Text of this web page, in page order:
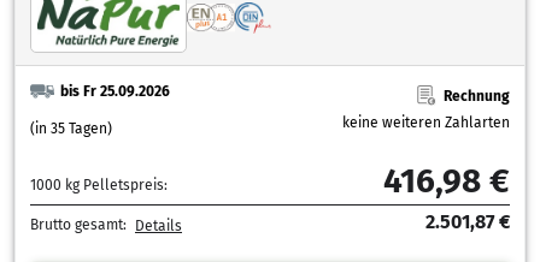
bis Fr 25.09.2026
(in 35 Tagen)
Rechnung
keine weiteren Zahlarten
1000 kg Pelletspreis: 416,98 €
Brutto gesamt: Details 2.501,87 €